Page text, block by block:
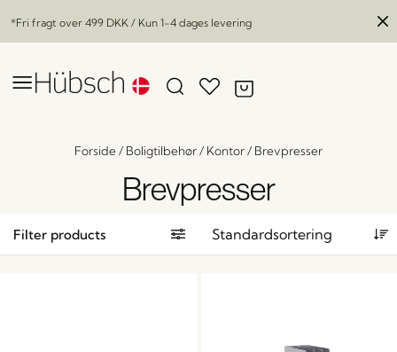
*Fri fragt over 499 DKK / Kun 1-4 dages levering
Forside/ Boligtilbehør/ Kontor/ Brevpresser
Brevpresser
Filter products